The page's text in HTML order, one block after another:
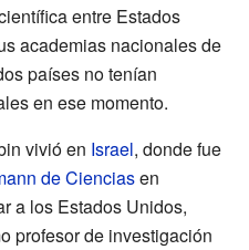
entre Estados
academias nacionales de
países no tenían
en ese momento.
vivió en Israel, donde fue
de Cienciasen
a los Estados Unidos,
profesor de investigación